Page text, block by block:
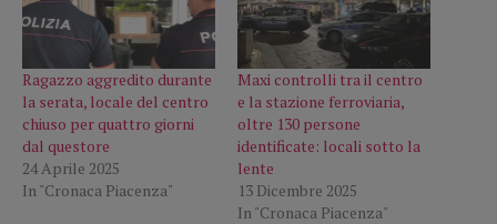
Ragazzo aggredito durante
la serata, locale del centro
chiuso per quattro giorni
dal questore
24 Aprile 2025
In "Cronaca Piacenza"
Maxi controlli tra il centro
e la stazione ferroviaria,
oltre 130 persone
identificate: locali sotto la
lente
13 Dicembre 2025
In "Cronaca Piacenza"